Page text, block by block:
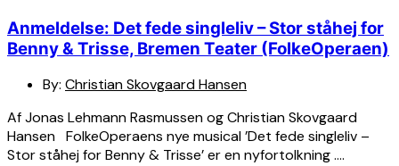
Anmeldelse: Det fede singleliv – Stor ståhej for
Benny & Trisse, Bremen Teater (FolkeOperaen)
By: Christian Skovgaard Hansen
Af Jonas Lehmann Rasmussen og Christian Skovgaard
Hansen FolkeOperaens nye musical ’Det fede singleliv –
Stor ståhej for Benny & Trisse’ er en nyfortolkning ….